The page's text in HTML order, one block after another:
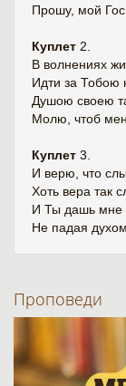
Прошу, мой
Куплет 2.
В волнениях
Идти за Тобою
Душою своею
Молю, чтоб
Куплет 3.
И верю, что
Хоть вера так
И Ты дашь мне
Не падая духом
Проповеди